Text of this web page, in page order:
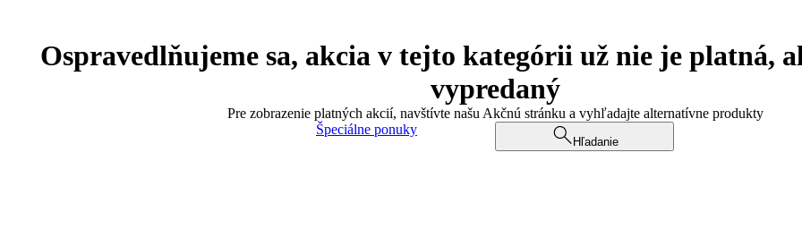
Ospravedlňujeme sa, akcia v tejto kategórii už nie je platná,
vypredaný
Pre zobrazenie platných akcií, navštívte našu Akčnú stránku a vyhľadajte alternatívne produkty
Špeciálne ponuky
Hľadanie